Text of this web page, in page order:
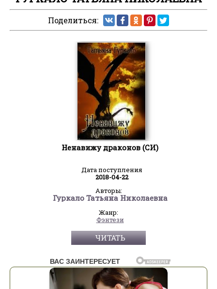
Поделиться:
Ненавижу драконов (СИ)
Дата поступления
2018-04-22
Авторы:
Гуркало Татьяна Николаевна
Жанр:
Фэнтези
ЧИТАТЬ